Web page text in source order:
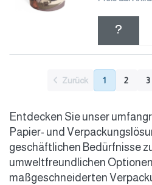
Zurück 1 2 3
Entdecken Sie unser
Papier- und
geschäftlichen Bedürfnisse
umweltfreundlichen
maßgeschneiderten